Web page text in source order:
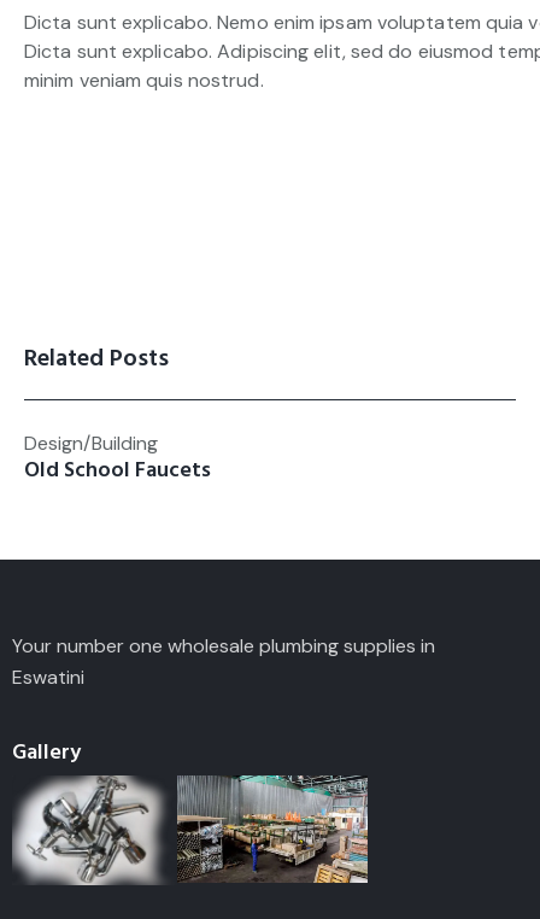
Dicta sunt explicabo. Nemo enim ipsam voluptatem
Dicta sunt explicabo. Adipiscing elit, sed do eiusmod
minim veniam quis nostrud.
Related Posts
Design/Building
Old School Faucets
Your number one wholesale plumbing supplies in
Eswatini
Gallery